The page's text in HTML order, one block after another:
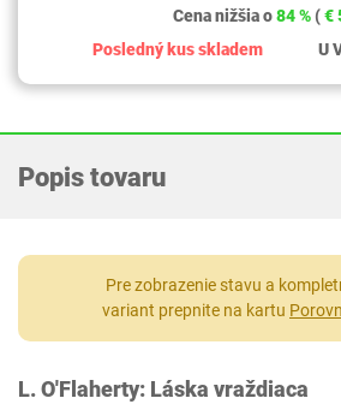
Cena nižšia o84 % (€
Posledný kus skladem
U
Popis tovaru
Pre zobrazenie stavu a
variant prepnite na kartu
L. O'Flaherty: Láska vraždiaca